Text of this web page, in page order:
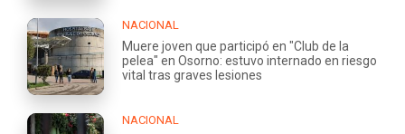
NACIONAL
Muere joven que participó en "Club de la
pelea" en Osorno: estuvo internado en riesgo
vital tras graves lesiones
NACIONAL